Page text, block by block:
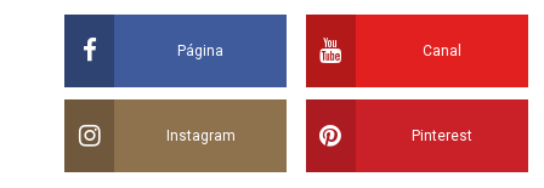
Página Canal
Instagram Pinterest